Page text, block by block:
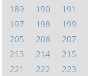
189
190 191
197
198 199
205
206 207
213
214 215
221
222 223